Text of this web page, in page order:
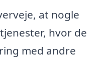
at nogle
hvor de
med andre